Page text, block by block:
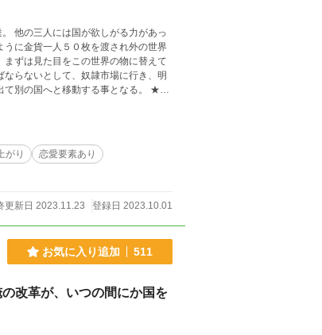
他の三人には国が欲しがる力があっ
に金貨一人５０枚を渡され外の世界
ずは見た目をこの世界の物に替えて
らないとして、奴隷市場に行き、明
の国へと移動する事となる。 ★他
がり
恋愛要素あり
更新日 2023.11.23 登録日 2023.10.01
お気に入り追加 511
改革が、いつの間にか国を